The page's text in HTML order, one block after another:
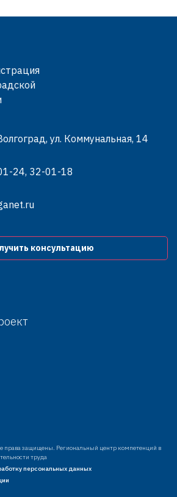
ул. Коммунальная, 14
24, 32-01-18
консультацию
права защищены. Региональный центр компетенций в
труда
персональных данных